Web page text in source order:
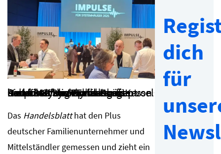
Rund 600 Systemhausgäste haben Anfang April die "Impulse" von Synaxon in Kassel besucht. Von Praktikern für Praktiker: das Event-Konzept bietet reichlich Erfahrungen von und für Systemhaus-Chefs
Das Handelsblatthat den Plus
deutscher Familienunternehmer und
Mittelständler gemessen und zieht ein
dich
für